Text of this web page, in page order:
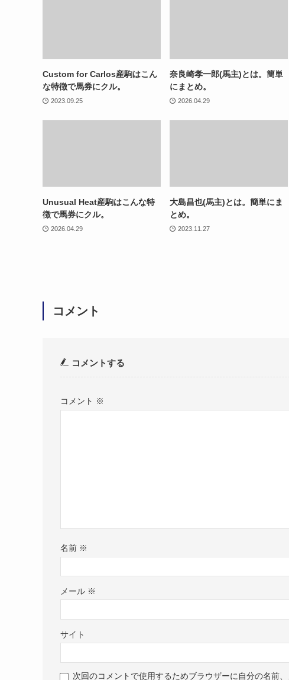
Custom for Carlos産駒はこん
な特徴で馬券にクル。
2023.09.25
奈良崎孝一郎(馬主)とは。簡単
にまとめ。
2026.04.29
Unusual Heat産駒はこんな特
徴で馬券にクル。
2026.04.29
大島昌也(馬主)とは。簡単にま
とめ。
2023.11.27
コメント
コメントする
コメント ※
名前 ※
メール ※
サイト
次回のコメントで使用するためブラウザーに自分の名前